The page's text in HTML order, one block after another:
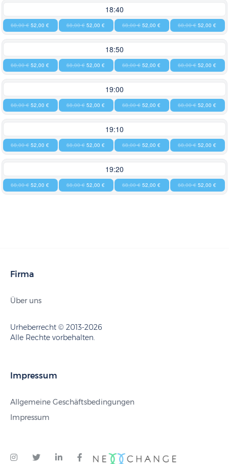
18:40
68,00 € 52,00 € 68,00 € 52,00 € 68,00 € 52,00 € 68,00 € 52,00 €
18:50
68,00 € 52,00 € 68,00 € 52,00 € 68,00 € 52,00 € 68,00 € 52,00 €
19:00
68,00 € 52,00 € 68,00 € 52,00 € 68,00 € 52,00 € 68,00 € 52,00 €
19:10
68,00 € 52,00 € 68,00 € 52,00 € 68,00 € 52,00 € 68,00 € 52,00 €
19:20
68,00 € 52,00 € 68,00 € 52,00 € 68,00 € 52,00 € 68,00 € 52,00 €
Firma
Über uns
Urheberrecht © 2013-2026
Alle Rechte vorbehalten.
Impressum
Allgemeine Geschäftsbedingungen
Impressum